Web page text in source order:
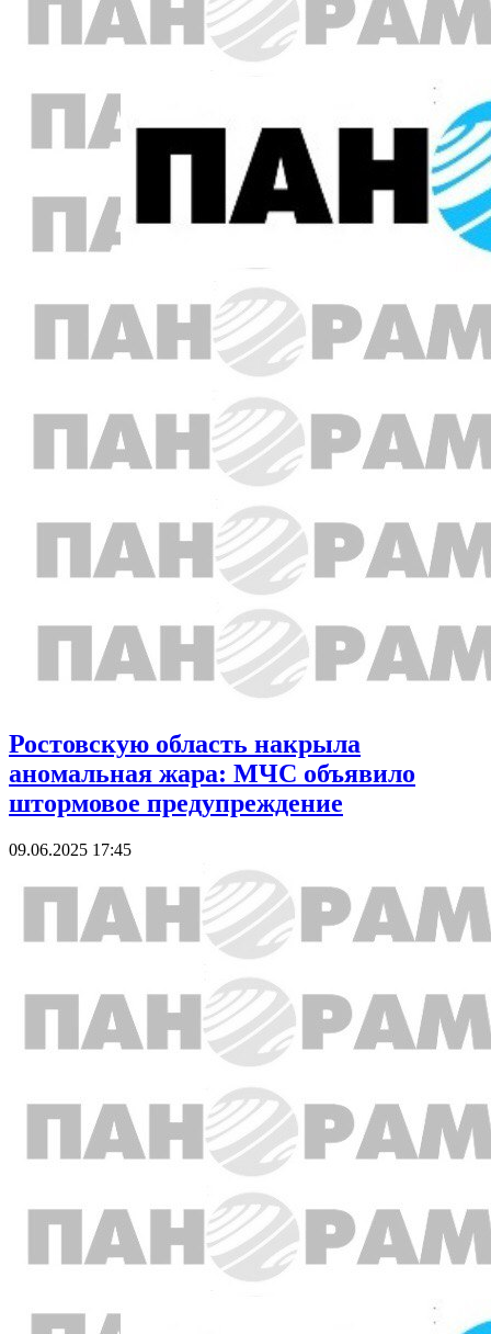
Ростовскую область накрыла
аномальная жара: МЧС объявило
штормовое предупреждение
09.06.2025 17:45